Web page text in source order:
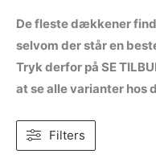
De fleste dækkener
selvom der står en
Tryk derfor på SE
at se alle varianter hos
Filters